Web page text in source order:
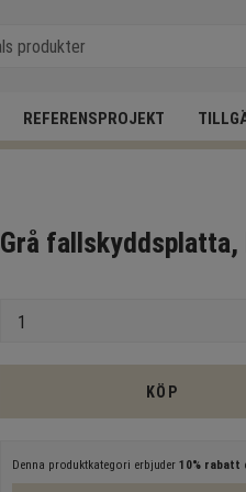
REFERENSPROJEKT
Grå fallskyddsplatta,
KÖP
Denna produktkategori erbjuder 10% rabatt